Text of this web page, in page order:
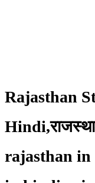
Rajasthan
rajasthan